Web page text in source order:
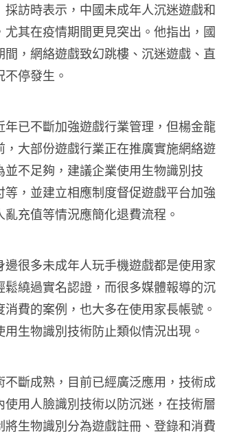
訪時表示，中國未成年人沉迷遊戲和
其在疫情期間更見突出。他指出，國
，網絡遊戲致幻跳樓、沉迷遊戲、直
停發生。
已不斷加強遊戲行業管理，但楊金龍
大部份遊戲行業正在推廣實施網絡遊
不足夠，建議企業使用生物識別技
，並建立相應制度督促遊戲平台加強
充值等情況應簡化退費流程。
很多未成年人玩手機遊戲都是使用家
繞過實名認證，而很多媒體報導的沉
費的案例，也大多在使用家長帳號。
生物識別技術防止類似情況出現。
斷成熟，目前已經廣泛應用，技術成
用人臉識別技術以防沉迷，在技術層
生物識別分為遊戲註冊、登錄和消費